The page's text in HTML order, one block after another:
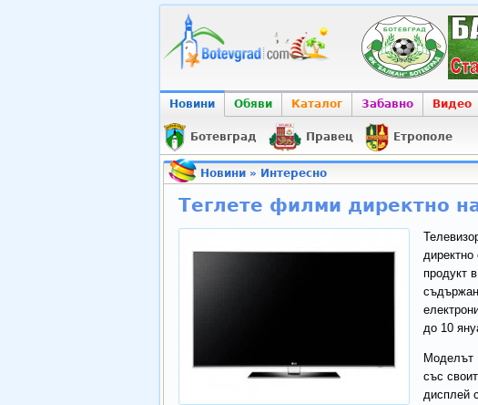
Новини Обяви Каталог Забавно Видео
Ботевград Правец Етрополе
Новини» Интересно
Теглете филми директно
директно
продукт
до 10
Моделът
със
дисплей